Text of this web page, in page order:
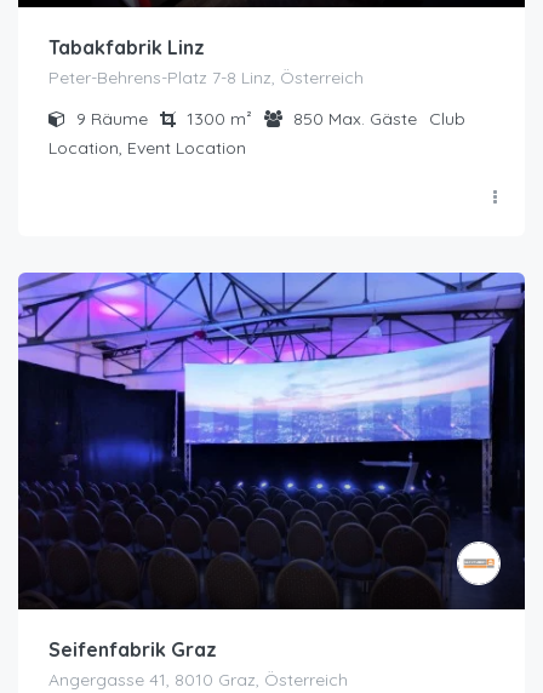
Tabakfabrik Linz
Peter-Behrens-Platz 7-8 Linz, Österreich
9 Räume 1300 m² 850 Max. Gäste
Club
Location, Event Location
Seifenfabrik Graz
Angergasse 41, 8010 Graz, Österreich